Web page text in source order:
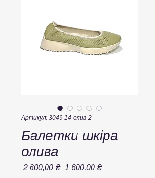
Артикул: 3049-14-олив-2
Балетки шкіра
олива
2 600,00 ₴ Звичайна
1 600,00 ₴За